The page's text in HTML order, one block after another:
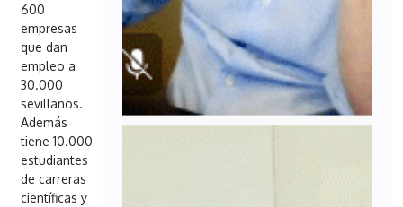
600
empresas
que dan
empleo a
30.000
sevillanos.
Además
tiene 10.000
estudiantes
de carreras
científicas y